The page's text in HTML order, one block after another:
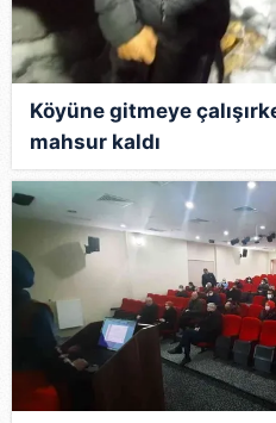
Köyüne gitmeye
mahsur kaldı